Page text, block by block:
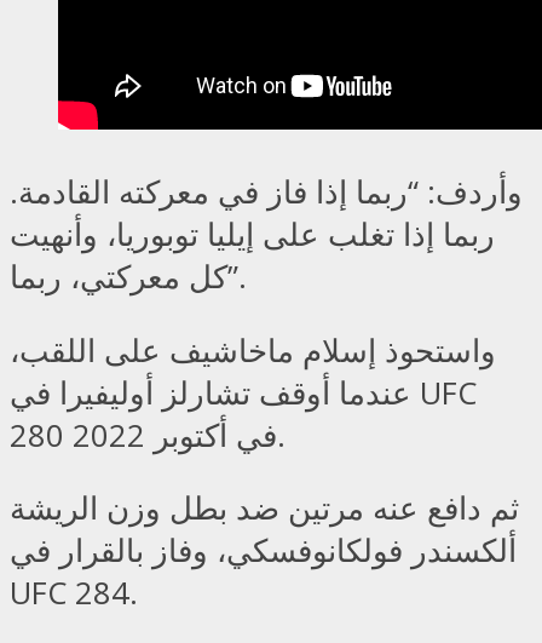
وأردف: “ربما إذا فاز في معركته القادمة.
ربما إذا تغلب على إيليا توبوريا، وأنهيت
كل معركتي، ربما”.
واستحوذ إسلام ماخاشيف على اللقب،
عندما أوقف تشارلز أوليفيرا في UFC
280 في أكتوبر 2022.
ثم دافع عنه مرتين ضد بطل وزن الريشة
ألكسندر فولكانوفسكي، وفاز بالقرار في
UFC 284.